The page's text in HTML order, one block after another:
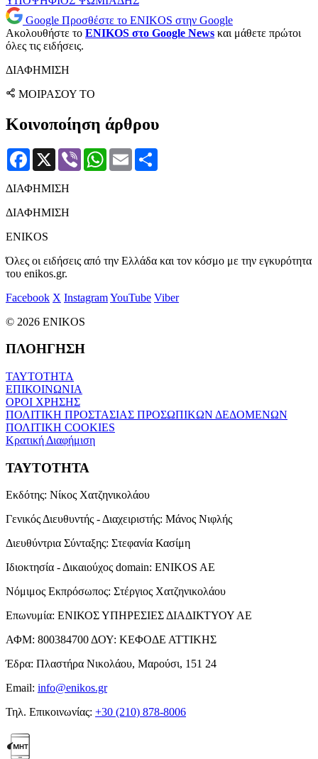
Google Προσθέστε το ENIKOS στην Google
Ακολουθήστε το ENIKOS στο Google News και μάθετε πρώτοι
όλες τις ειδήσεις.
ΔΙΑΦΗΜΙΣΗ
ΜΟΙΡΑΣΟΥ ΤΟ
Κοινοποίηση άρθρου
Facebook
X Viber WhatsApp
Email
ΔΙΑΦΗΜΙΣΗ
ΔΙΑΦΗΜΙΣΗ
ENIKOS
Όλες οι ειδήσεις από την Ελλάδα και τον κόσμο με την εγκυρότητα
του enikos.gr.
Facebook X InstagramYouTube Viber
© 2026 ENIKOS
ΠΛΟΗΓΗΣΗ
ΤΑΥΤΟΤΗΤΑ
ΕΠΙΚΟΙΝΩΝΙΑ
ΟΡΟΙ ΧΡΗΣΗΣ
ΠΟΛΙΤΙΚΗ ΠΡΟΣΤΑΣΙΑΣ ΠΡΟΣΩΠΙΚΩΝ ΔΕΔΟΜΕΝΩΝ
ΠΟΛΙΤΙΚΗ COOKIES
Κρατική Διαφήμιση
ΤΑΥΤΟΤΗΤΑ
Εκδότης: Νίκος Χατζηνικολάου
Γενικός Διευθυντής - Διαχειριστής: Μάνος Νιφλής
Διευθύντρια Σύνταξης: Στεφανία Κασίμη
Ιδιοκτησία - Δικαιούχος domain: ENIKOS AE
Νόμιμος Εκπρόσωπος: Στέργιος Χατζηνικολάου
Επωνυμία: ΕΝΙΚΟΣ ΥΠΗΡΕΣΙΕΣ ΔΙΑΔΙΚΤΥΟΥ ΑΕ
ΑΦΜ: 800384700ΔΟΥ: ΚΕΦΟΔΕ ΑΤΤΙΚΗΣ
Έδρα: Πλαστήρα Νικολάου, Μαρούσι, 151 24
Email: info@enikos.gr
Τηλ. Επικοινωνίας: +30 (210) 878-8006